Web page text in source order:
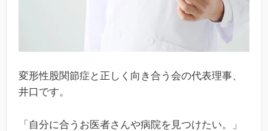
変形性股関節症と正しく向き合う会の代表理事、
井口です。
「自分に合うお医者さんや病院を見つけたい。」